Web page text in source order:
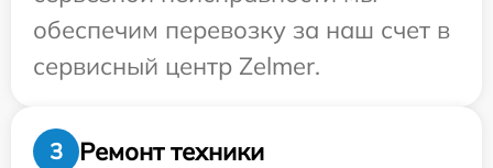
обеспечим перевозку за наш счет в
сервисный центр Zelmer.
3
Ремонт техники